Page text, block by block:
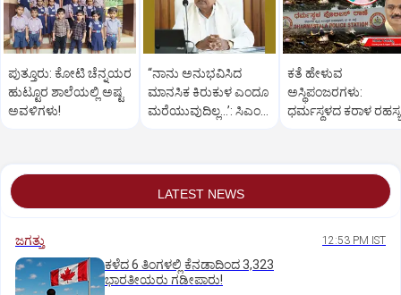
ಪುತ್ತೂರು: ಕೋಟಿ ಚೆನ್ನಯರ
ಹುಟ್ಟೂರ ಶಾಲೆಯಲ್ಲಿ ಅಷ್ಟ
ಅವಳಿಗಳು!
“ನಾನು ಅನುಭವಿಸಿದ
ಮಾನಸಿಕ ಕಿರುಕುಳ ಎಂದೂ
ಮರೆಯುವುದಿಲ್ಲ…’: ಸಿಎಂ
ಕತೆ ಹೇಳುವ
ಅಸ್ಥಿಪಂಜರಗಳು:
ಧರ್ಮಸ್ಥಳದ‌ ಕರಾಳ ರಹಸ್ಯ
LATEST NEWS
ಜಗತ್ತು 12:53 PM IST
ಕಳೆದ 6 ತಿಂಗಳಲ್ಲಿ ಕೆನಡಾದಿಂದ 3,323
ಭಾರತೀಯರು ಗಡೀಪಾರು!